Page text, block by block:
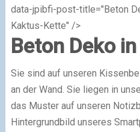
data-jpibfi-post-title="Beton
Kaktus-Kette" />
Beton Deko
Sie sind auf unseren
an der Wand. Sie liegen in
das Muster auf unseren
Hintergrundbild unseres